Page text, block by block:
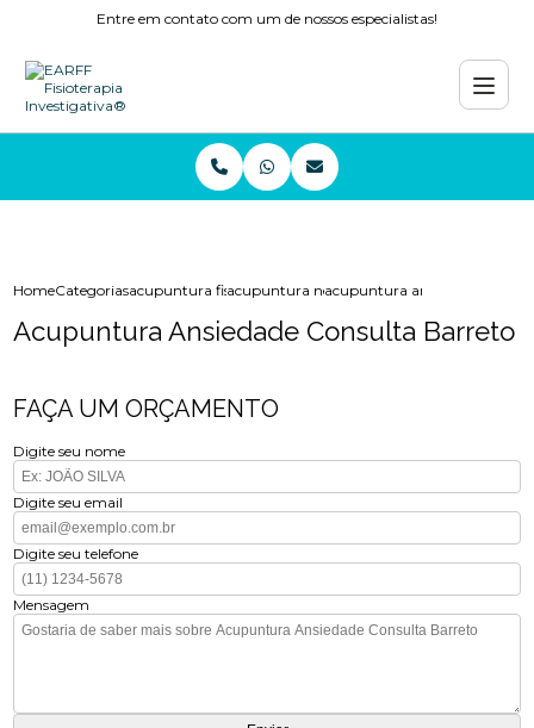
Entre em contato com um de nossos especialistas!
HomeCategoriasacupuntura fisioterapiaacupuntura nervo ciaticoacupuntura ansiedade
Acupuntura Ansiedade Consulta Barreto
FAÇA UM ORÇAMENTO
Digite seu nome
Digite seu email
Digite seu telefone
Mensagem